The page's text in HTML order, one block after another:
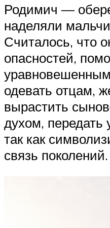
Родимич —
наделяли
Считалось, что
опасностей,
одевать отцам,
вырастить
духом, передать
так как
связь поколений.